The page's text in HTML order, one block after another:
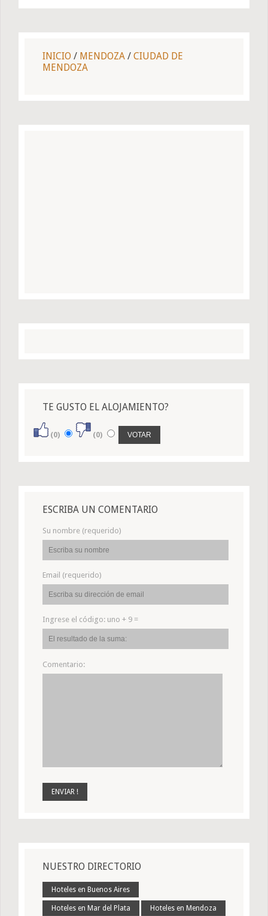
INICIO / MENDOZA / CIUDAD DE
MENDOZA
TE GUSTO EL ALOJAMIENTO?
(0) (0)
ESCRIBA UN COMENTARIO
Su nombre (requerido)
Email (requerido)
Ingrese el código: uno + 9 =
Comentario:
NUESTRO DIRECTORIO
Hoteles en Buenos Aires
Hoteles en Mar del Plata Hoteles en Mendoza